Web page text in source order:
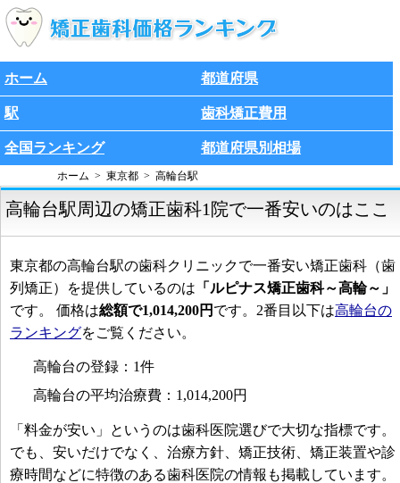
ホーム 都道府県
駅 歯科矯正費用
全国ランキング 都道府県別相場
ホーム 東京都 高輪台駅
高輪台駅周辺の矯正歯科1院で一番安いのはここ
東京都の高輪台駅の歯科クリニックで一番安い矯正歯科（歯
列矯正）を提供しているのは 「ルピナス矯正歯科～高輪～」
です。 価格は総額で1,014,200円 です。2番目以下は高輪台の
ランキングをご覧ください。
高輪台の登録：1件
高輪台の平均治療費：1,014,200円
「料金が安い」というのは歯科医院選びで大切な指標です。
でも、安いだけでなく、治療方針、矯正技術、矯正装置や診
療時間などに特徴のある歯科医院の情報も掲載しています。